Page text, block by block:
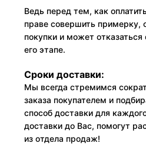
Ведь перед тем, как
праве совершить примерку,
покупки и может
его этапе.
Сроки доставки:
Мы всегда стремимся
заказа покупателем и
способ доставки для
доставки до Вас, помогут
из отдела продаж!